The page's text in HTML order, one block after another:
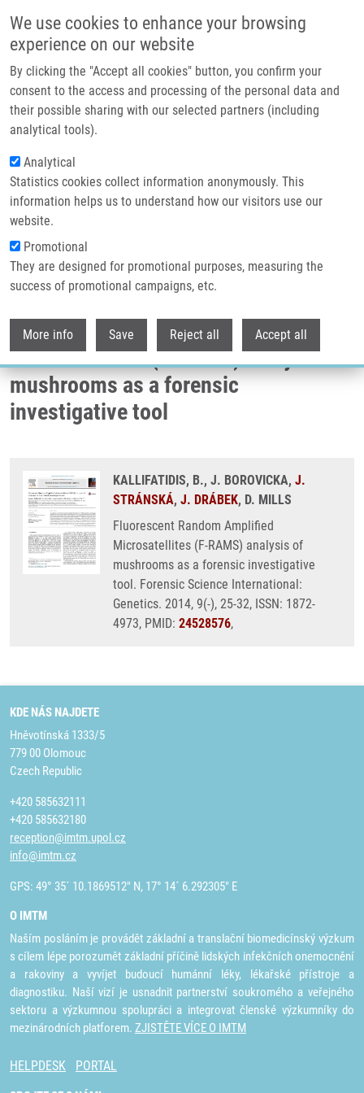
We use cookies to enhance your browsing
experience on our website
By clicking the "Accept all cookies" button, you confirm your
consent to the access and processing of the personal data and
their possible sharing with our selected partners (including
analytical tools).
Analytical
Statistics cookies collect information anonymously. This
information helps us to understand how our visitors use our
website.
Promotional
They are designed for promotional purposes, measuring the
success of promotional campaigns, etc.
More info Save Reject all Accept all
Header image
Drobečková navigace
Domů
Fluorescent Random Amplified Microsatellites (F-RAMS) Analysis Of
Mushrooms As a Forensic Investigative Tool
Fluorescent Random Amplified
Microsatellites (F-RAMS) analysis of
mushrooms as a forensic
investigative tool
KALLIFATIDIS, B., J. BOROVICKA, J.
STRÁNSKÁ, J. DRÁBEK, D. MILLS
Fluorescent Random Amplified
Microsatellites (F-RAMS) analysis of
mushrooms as a forensic investigative
tool. Forensic Science International:
Genetics. 2014, 9(-), 25-32, ISSN: 1872-
4973, PMID: 24528576,
KDE NÁS NAJDETE
Hněvotínská 1333/5
779 00 Olomouc
Czech Republic
+420 585632111
+420 585632180
reception@imtm.upol.cz
info@imtm.cz
GPS: 49° 35´ 10.1869512" N, 17° 14´ 6.292305" E
O IMTM
Naším posláním je provádět základní a translační biomedicínský výzkum
s cílem lépe porozumět základní příčině lidských infekčních onemocnění
a rakoviny a vyvíjet budoucí humánní léky, lékařské přístroje a
diagnostiku. Naší vizí je usnadnit partnerství soukromého a veřejného
sektoru a výzkumnou spolupráci a integrovat členské výzkumníky do
mezinárodních platforem. ZJISTĚTE VÍCE O IMTM
HELPDESK PORTAL